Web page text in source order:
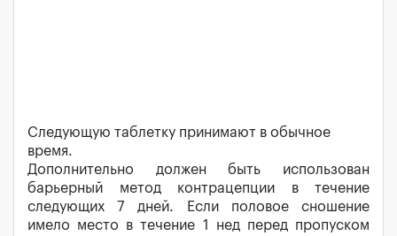
Следующую таблетку принимают в обычное
время.
Дополнительно должен быть использован
барьерный метод контрацепции в течение
следующих 7 дней. Если половое сношение
имело место в течение 1 нед перед пропуском